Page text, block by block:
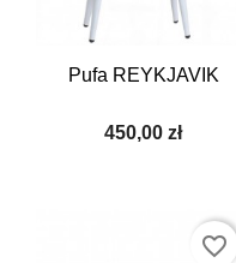
Pufa REYKJAVIK
450,00 zł
favorite_border